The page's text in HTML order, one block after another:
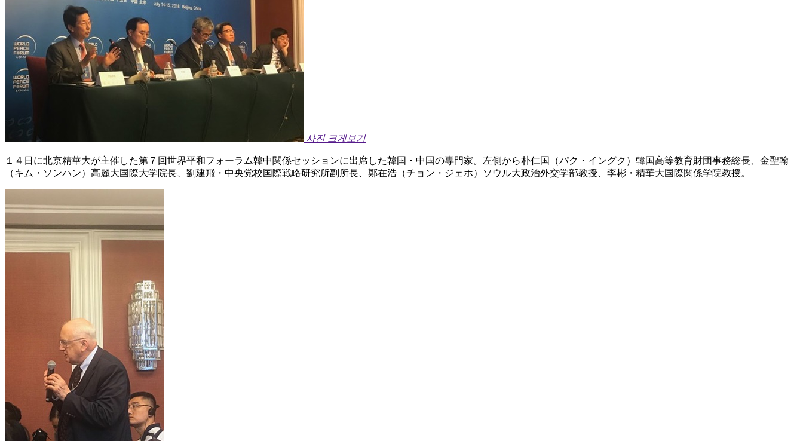
사진 크게보기
１４日に北京精華大が主催した第７回世界平和フォーラム韓中関係セッションに出席した韓国・中国の専門家。左側から朴仁国（パク・イングク）韓国高等教育財団事務総長、金聖翰
（キム・ソンハン）高麗大国際大学院長、劉建飛・中央党校国際戦略研究所副所長、鄭在浩（チョン・ジェホ）ソウル大政治外交学部教授、李彬・精華大国際関係学院教授。